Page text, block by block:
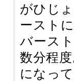
がひじ
ースト
バース
数分程
になっ